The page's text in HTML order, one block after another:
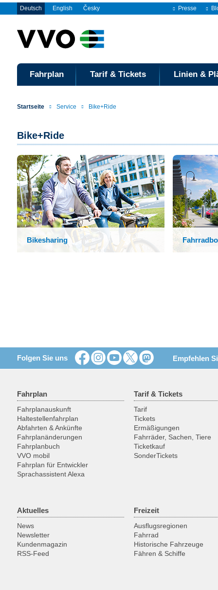
Deutsch English Česky Presse
Fahrplan Tarif & Tickets Linien &
Startseite Service Bike+Ride
Bike+Ride
Bikesharing
Folgen Sie uns Empfehlen
Fahrplan
Fahrplanauskunft
Haltestellenfahrplan
Abfahrten & Ankünfte
Fahrplanänderungen
Fahrplanbuch
VVO mobil
Fahrplan für Entwickler
Sprachassistent Alexa
Tarif & Tickets
Tarif
Tickets
Ermäßigungen
Fahrräder, Sachen, Tiere
Ticketkauf
SonderTickets
Aktuelles
News
Newsletter
Kundenmagazin
RSS-Feed
Freizeit
Ausflugsregionen
Fahrrad
Historische Fahrzeuge
Fähren & Schiffe